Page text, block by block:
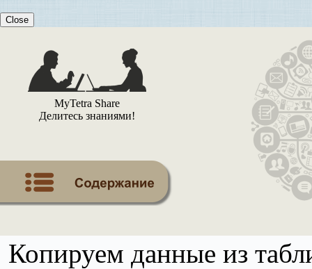
Close
MyTetra Share
Делитесь знаниями!
Копируем данные из